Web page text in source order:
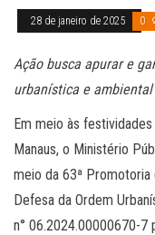
28 de janeiro de 2025 0
Ação busca apurar e
urbanística e
Em meio às
Manaus, o Ministério
meio da 63ª
Defesa da Ordem
n° 06.2024.00000670-7